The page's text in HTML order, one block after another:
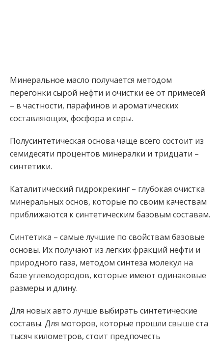
Минеральное масло получается методом
перегонки сырой нефти и очистки ее от примесей
– в частности, парафинов и ароматических
составляющих, фосфора и серы.⠀
Полусинтетическая основа чаще всего состоит из
семидесяти процентов минералки и тридцати –
синтетики.
Каталитический гидрокрекинг – глубокая очистка
минеральных основ, которые по своим качествам
приближаются к синтетическим базовым составам.
Синтетика – самые лучшие по свойствам базовые
основы. Их получают из легких фракций нефти и
природного газа, методом синтеза молекул на
базе углеводородов, которые имеют одинаковые
размеры и длину.⠀
Для новых авто лучше выбирать синтетические
составы. Для моторов, которые прошли свыше ста
тысяч километров, стоит предпочесть